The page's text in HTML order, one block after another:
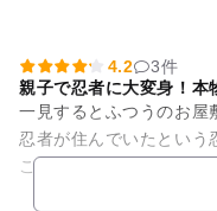
4.2
3件
親子で忍者に大変身！本
一見するとふつうのお屋
忍者が住んでいたという
ころに曲者から身を守る
ん忍者アニメでおなじみ